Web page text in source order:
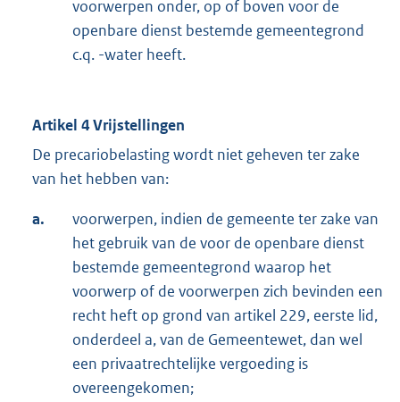
voorwerpen onder, op of boven voor de
openbare dienst bestemde gemeentegrond
c.q. -water heeft.
Artikel 4 Vrijstellingen
De precariobelasting wordt niet geheven ter zake
van het hebben van:
a.
voorwerpen, indien de gemeente ter zake van
het gebruik van de voor de openbare dienst
bestemde gemeentegrond waarop het
voorwerp of de voorwerpen zich bevinden een
recht heft op grond van artikel 229, eerste lid,
onderdeel a, van de Gemeentewet, dan wel
een privaatrechtelijke vergoeding is
overeengekomen;